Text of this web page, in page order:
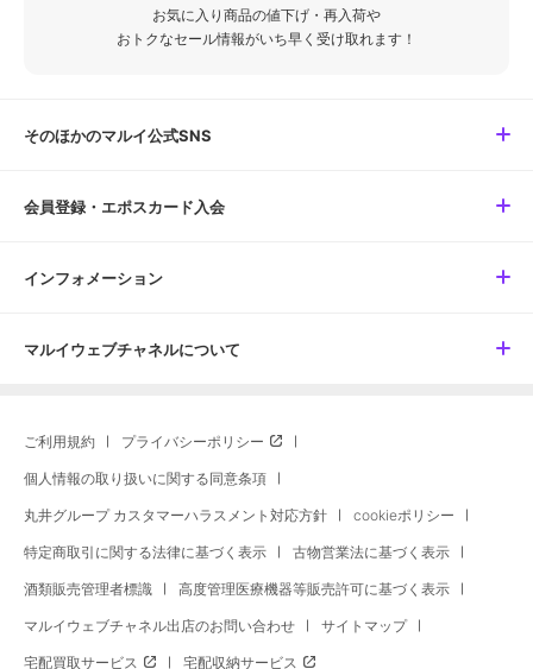
お気に入り商品の値下げ・再入荷や
おトクなセール情報がいち早く受け取れます！
そのほかのマルイ公式SNS
会員登録・エポスカード入会
インフォメーション
マルイウェブチャネルについて
ご利用規約 プライバシーポリシー
個人情報の取り扱いに関する同意条項
丸井グループ カスタマーハラスメント対応方針 cookieポリシー
特定商取引に関する法律に基づく表示 古物営業法に基づく表示
酒類販売管理者標識 高度管理医療機器等販売許可に基づく表示
マルイウェブチャネル出店のお問い合わせ サイトマップ
宅配買取サービス 宅配収納サービス